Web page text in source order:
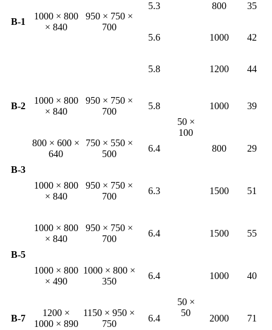
B-1
1000 × 800
× 840
950 × 750 ×
700
5.3 800 35
5.6 1000 42
5.8 1200 44
B-2
1000 × 800
× 840
950 × 750 ×
700
5.8
50 ×
100
1000 39
B-3
800 × 600 ×
640
750 × 550 ×
500
6.4 800 29
1000 × 800
× 840
950 × 750 ×
700
6.3
50 ×
50
1500 51
B-5
1000 × 800
× 840
950 × 750 ×
700
6.4 1500 55
1000 × 800
× 490
1000 × 800 ×
350
6.4 1000 40
B-7
1200 ×
1000 × 890
1150 × 950 ×
750
6.4 2000 71